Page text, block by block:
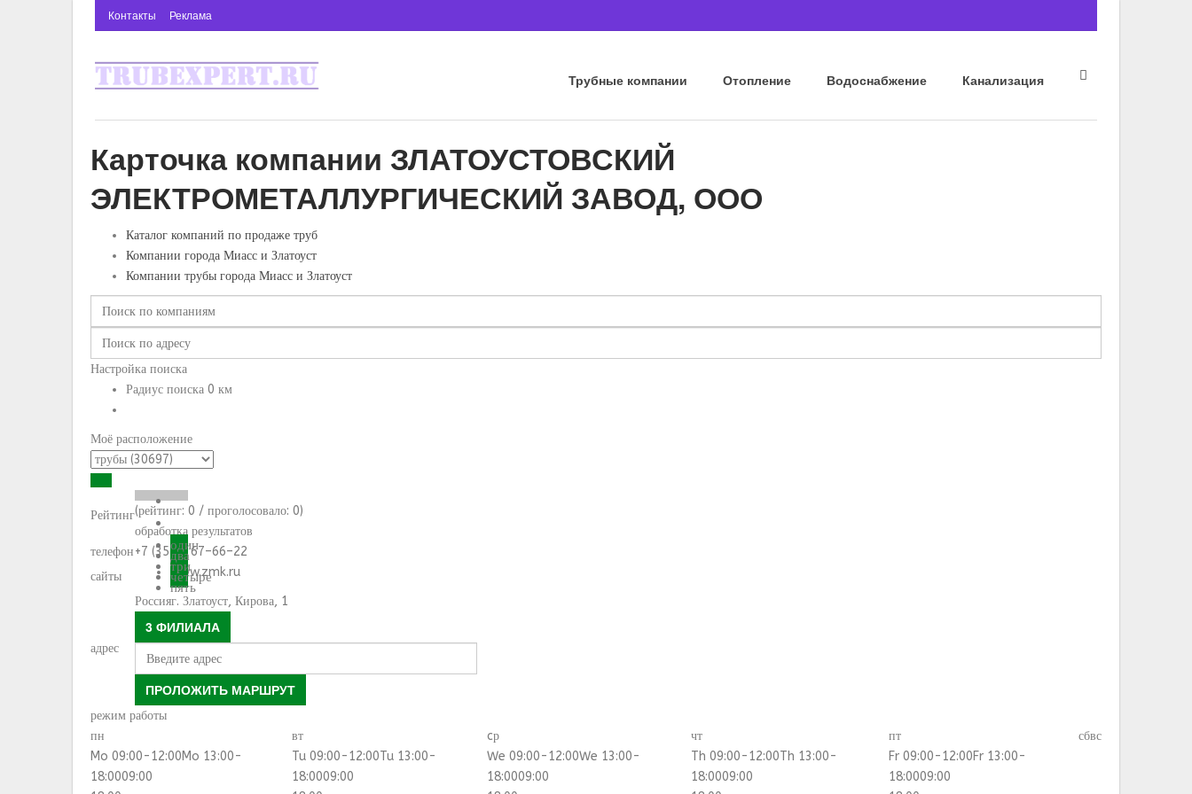
Контакты Реклама
Трубные компании Отопление Водоснабжение Канализация
Карточка компании ЗЛАТОУСТОВСКИЙ
ЭЛЕКТРОМЕТАЛЛУРГИЧЕСКИЙ ЗАВОД, ООО
Каталог компаний по продаже труб
Компании города Миасс и Златоуст
Компании трубы города Миасс и Златоуст
Настройка поиска
Радиус поиска 0 км
Моё расположение
Рейтинг
один
два
три
четыре
пять
(рейтинг: 0 / проголосовало: 0)
обработка результатов
телефон+7 (3513) 67–66–22
сайты
www.zmk.ru
адрес
Россияг. Златоуст, Кирова, 1
3 ФИЛИАЛА
ПРОЛОЖИТЬ МАРШРУТ
режим работы
пн
вт cр чт пт сбвс
Mo 09:00-12:00Mo 13:00-
18:0009:00
Tu 09:00-12:00Tu 13:00-
18:0009:00
We 09:00-12:00We 13:00-
18:0009:00
Th 09:00-12:00Th 13:00-
18:0009:00
Fr 09:00-12:00Fr 13:00-
18:0009:00